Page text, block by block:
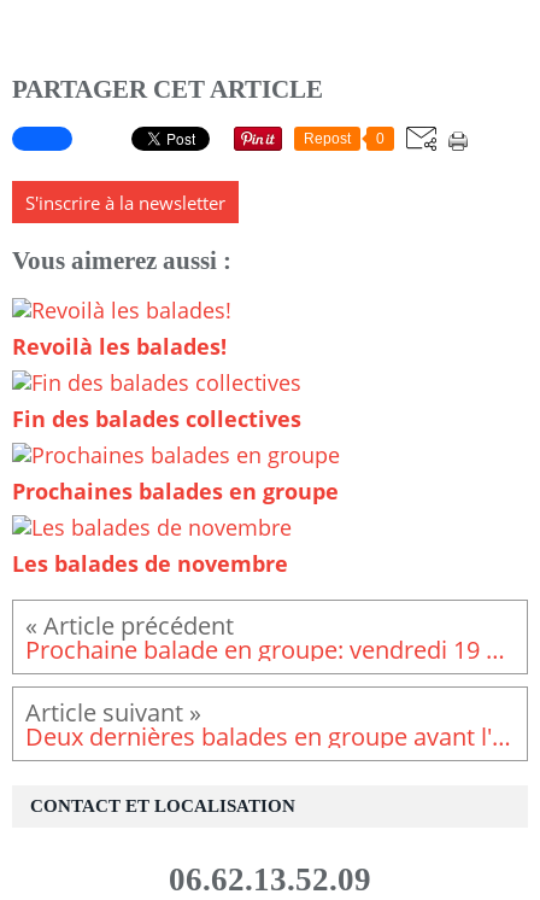
PARTAGER CET ARTICLE
Repost 0
S'inscrire à la newsletter
Vous aimerez aussi :
Revoilà les balades!
Fin des balades collectives
Prochaines balades en groupe
Les balades de novembre
Prochaine balade en groupe: vendredi 19 mai à 10h30
Deux dernières balades en groupe avant l'été
CONTACT ET LOCALISATION
06.62.13.52.09